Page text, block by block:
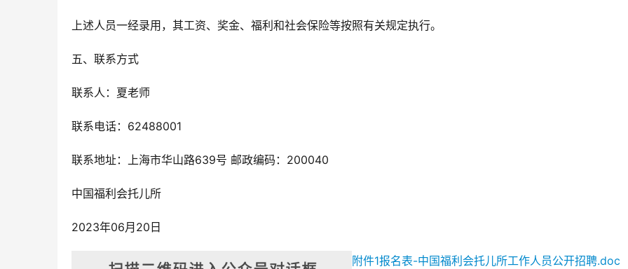
上述人员一经录用，其工资、奖金、福利和社会保险等按照有关规定执行。
五、联系方式
联系人：夏老师
联系电话：62488001
联系地址：上海市华山路639号 邮政编码：200040
中国福利会托儿所
2023年06月20日
附件1报名表-中国福利会托儿所工作人员公开招聘.doc